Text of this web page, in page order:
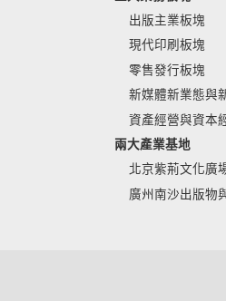
出版主業板塊
現代印刷板塊
零售發行板塊
新媒體新業態與
資產經營與資本
兩大產業基地
北京紫荊文化廣
廣州南沙出版物